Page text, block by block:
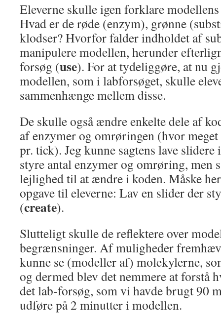
Eleverne skulle igen forklare
Hvad er de røde (enzym), grønne
klodser? Hvorfor falder indholdet af
manipulere modellen, herunder
forsøg (use). For at tydeliggøre, at nu
modellen, som i labforsøget, skulle
sammenhænge mellem disse.
De skulle også ændre enkelte dele af
af enzymer og omrøringen (hvor
pr. tick). Jeg kunne sagtens lave
styre antal enzymer og omrøring, men
lejlighed til at ændre i koden. Måske
opgave til eleverne: Lav en slider der
(create).
Slutteligt skulle de reflektere over
begrænsninger. Af muligheder
kunne se (modeller af) molekylerne,
og dermed blev det nemmere at forstå
det lab-forsøg, som vi havde brugt 90
udføre på 2 minutter i modellen.